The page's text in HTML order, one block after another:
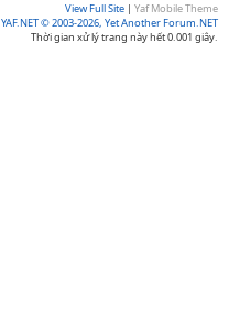
View Full Site | Yaf Mobile Theme
YAF.NET © 2003-2026, Yet Another Forum.NET
Thời gian xử lý trang này hết 0.001 giây.